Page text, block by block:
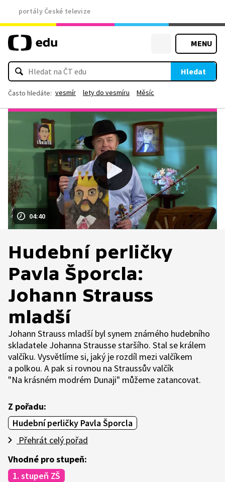
portály České televize
MENU
Hledat
Často hledáte: vesmír lety do vesmíru Měsíc
04:40
Hudební perličky
Pavla Šporcla:
Johann Strauss
mladší
Johann Strauss mladší byl synem známého hudebního
skladatele Johanna Strausse staršího. Stal se králem
valčíku. Vysvětlíme si, jaký je rozdíl mezi valčíkem
a polkou. A pak si rovnou na Straussův valčík
"Na krásném modrém Dunaji" můžeme zatancovat.
Z pořadu:
Hudební perličky Pavla Šporcla
Přehrát celý pořad
Vhodné pro stupeň:
1. stupeň ZŠ